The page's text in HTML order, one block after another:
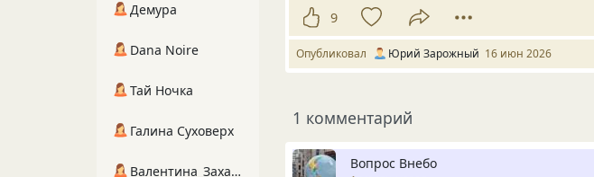
9
Опубликовал Юрий Зарожный 16 июн 2026
1 комментарий
Вопрос Внебо
Демура
Dana Noire
Тай Ночка
Галина Суховерх
Валентина_Захарова